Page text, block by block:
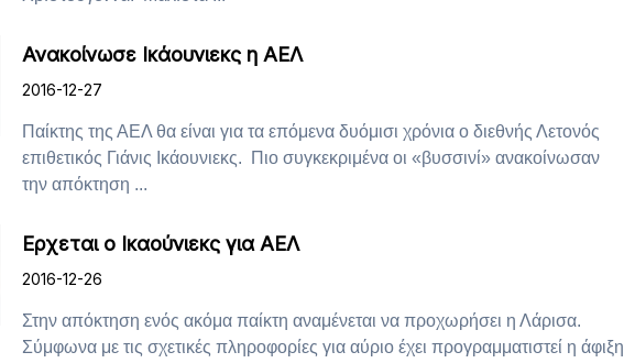
Ανακοίνωσε Ικάουνιεκς η ΑΕΛ
2016-12-27
Παίκτης της ΑΕΛ θα είναι για τα επόμενα δυόμισι χρόνια ο διεθνής Λετονός
επιθετικός Γιάνις Ικάουνιεκς. Πιο συγκεκριμένα οι «βυσσινί» ανακοίνωσαν
την απόκτηση ...
Ερχεται ο Ικαούνιεκς για ΑΕΛ
2016-12-26
Στην απόκτηση ενός ακόμα παίκτη αναμένεται να προχωρήσει η Λάρισα.
Σύμφωνα με τις σχετικές πληροφορίες για αύριο έχει προγραμματιστεί η άφιξη